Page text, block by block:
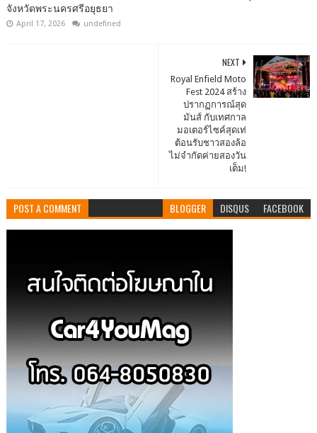
จังหวัดพระนครศรีอยุธยา
April 17, 2026 undefined
NEXT
Royal Enfield Moto
Fest 2024 สร้าง
ปรากฏการณ์สุด
มันส์ กับเทศกาล
มอเตอร์ไซค์สุดเท่
ต้อนรับชาวสองล้อ
ไม่จำกัดค่ายสองวัน
เต็ม!
POST A COMMENT BLOGGER DISQUS FACEBOOK